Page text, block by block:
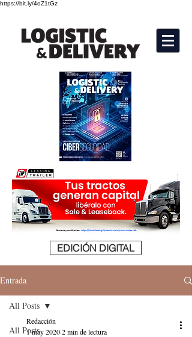
https://bit.ly/4oZ1tGz
EDICIÓN DIGITAL
Entrada
All Posts
All Posts
Redacción
1 may 20202 min de lectura